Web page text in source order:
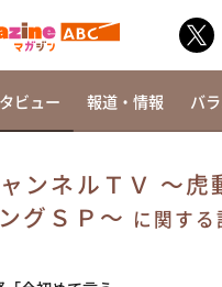
岡村の過ぎるTV
ビュー 報道・情報 バ
ンネルＴＶ ～虎
グＳＰ～ に関する